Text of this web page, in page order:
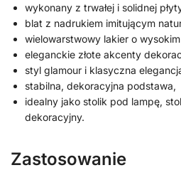
wykonany z trwałej i solidnej
blat z nadrukiem imitującym
wielowarstwowy lakier o wysokim
eleganckie złote akcenty
styl glamour i klasyczna
stabilna, dekoracyjna podstawa,
idealny jako stolik pod lampę,
dekoracyjny.
Zastosowanie